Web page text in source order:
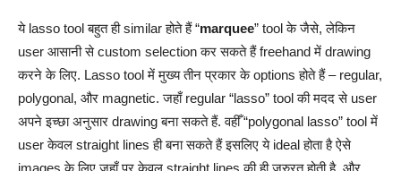
ये lasso tool बहुत ही similar होते हैं “marquee” tool के जैसे, लेकिन
user आसानी से custom selection कर सकते हैं freehand में drawing
करने के लिए. Lasso tool में मुख्य तीन प्रकार के options होते हैं – regular,
polygonal, और magnetic. जहाँ regular “lasso” tool की मदद से user
अपने इच्छा अनुसार drawing बना सकते हैं. वहीँ “polygonal lasso” tool में
user केवल straight lines ही बना सकते हैं इसलिए ये ideal होता है ऐसे
images के लिए जहाँ पर केवल straight lines की ही जरुरत होती है. और